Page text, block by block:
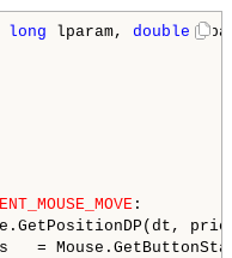
long lparam, double
: